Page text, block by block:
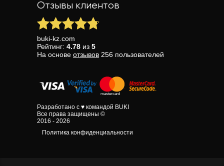
Отзывы клиентов
buki-kz.com
Рейтинг: 4.78 из 5
На основе отзывов 256 пользователей
Разработано с ♥ командой BUKI
Все права защищены ©
2016 - 2026
Политика конфиденциальности